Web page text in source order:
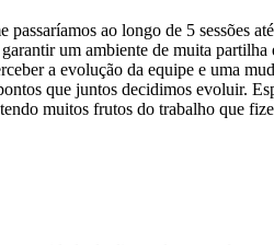
ao longo de 5 sessões
um ambiente de muita
a evolução da equipe e uma
que juntos decidimos evoluir.
muitos frutos do trabalho que